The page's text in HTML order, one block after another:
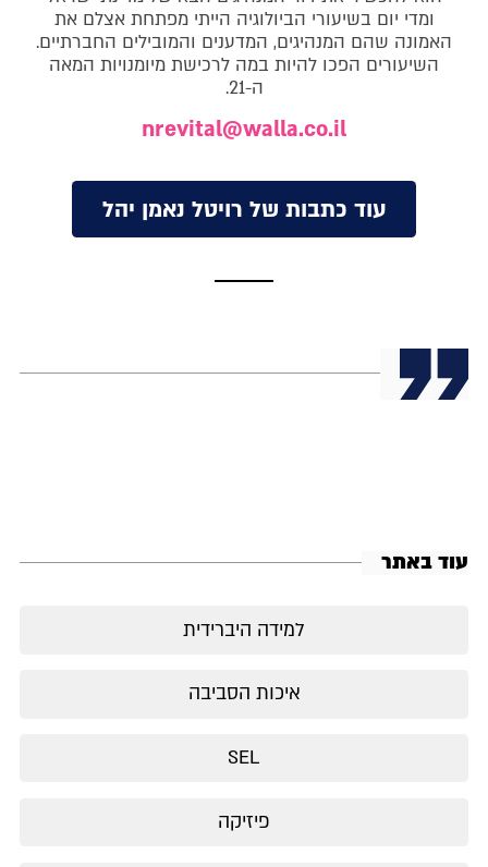
ומדי יום בשיעורי הביולוגיה הייתי מפתחת אצלם את
האמונה שהם המנהיגים, המדענים והמובילים החברתיים.
השיעורים הפכו להיות במה לרכישת מיומנויות המאה
ה-21.
nrevital@walla.co.il
עוד כתבות של רויטל נאמן יהל
עוד באתר
למידה היברידית
איכות הסביבה
SEL
פיזיקה